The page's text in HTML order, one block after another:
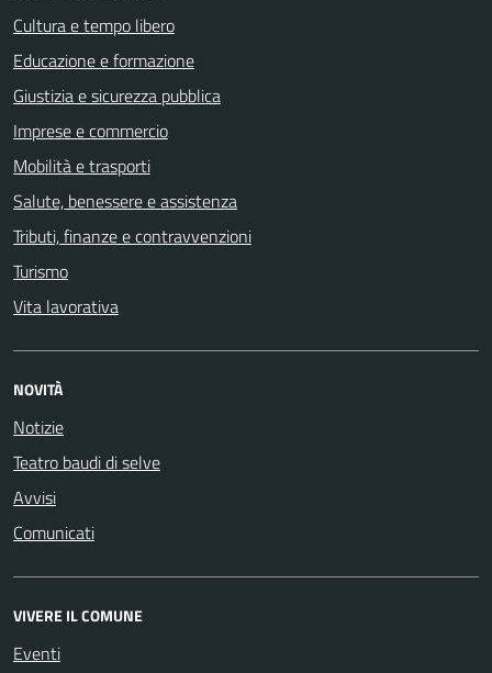
Cultura e tempo libero
Educazione e formazione
Giustizia e sicurezza pubblica
Imprese e commercio
Mobilità e trasporti
Salute, benessere e assistenza
Tributi, finanze e contravvenzioni
Turismo
Vita lavorativa
NOVITÀ
Notizie
Teatro baudi di selve
Avvisi
Comunicati
VIVERE IL COMUNE
Eventi